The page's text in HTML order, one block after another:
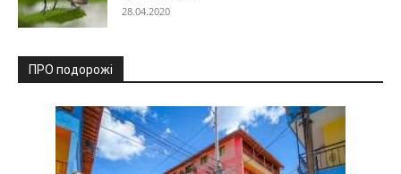
28.04.2020
ПРО подорожі